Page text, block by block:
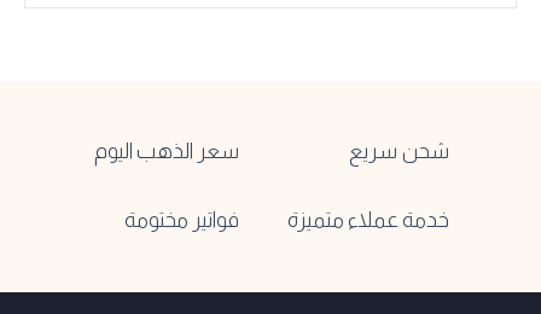
شحن سريع سعر الذهب اليوم
خدمة عملاء متميزة فواتير مختومة